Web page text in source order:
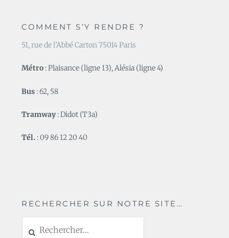
COMMENT S’Y RENDRE ?
51, rue de l’Abbé Carton 75014 Paris
Métro : Plaisance (ligne 13), Alésia (ligne 4)
Bus : 62, 58
Tramway: Didot (T3a)
Tél. : 09 86 12 20 40
RECHERCHER SUR NOTRE SITE…